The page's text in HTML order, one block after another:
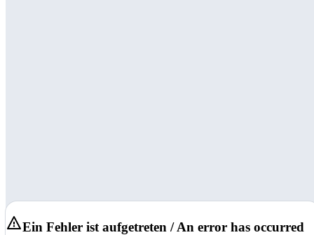
Ein Fehler ist aufgetreten / An error has occurred